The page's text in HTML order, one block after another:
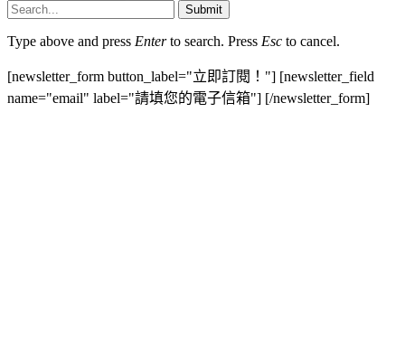
Submit
Type above and press Enterto search. Press Esc to cancel.
[newsletter_form button_label="立即訂閱！"] [newsletter_field
name="email" label="請填您的電子信箱"] [/newsletter_form]